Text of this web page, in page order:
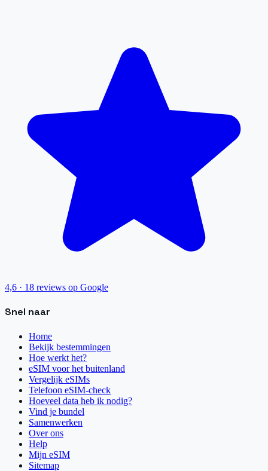
4,6 · 18 reviews op Google
Snel naar
Home
Bekijk bestemmingen
Hoe werkt het?
eSIM voor het buitenland
Vergelijk eSIMs
Telefoon eSIM-check
Hoeveel data heb ik nodig?
Vind je bundel
Samenwerken
Over ons
Help
Mijn eSIM
Sitemap